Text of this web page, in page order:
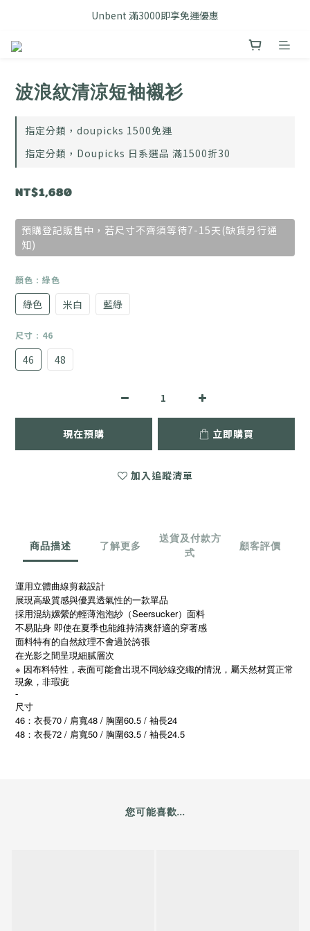
FB搜尋優惠社群 🔎 DOUSHOP 選貨
Unbent 滿3000即享免運優惠
波浪紋清涼短袖襯衫
指定分類，doupicks 1500免運
指定分類，Doupicks 日系選品 滿1500折30
NT$1,680
預購登記販售中，若尺寸不齊須等待7-15天(缺貨另行通
知)
顏色 : 綠色
綠色 米白 藍綠
尺寸 : 46
46 48
現在預購 立即購買
加入追蹤清單
商品描述 了解更多
送貨及付款方
式
顧客評價
運用立體曲線剪裁設計
展現高級質感與優異透氣性的一款單品
採用混紡嫘縈的輕薄泡泡紗（Seersucker）面料
不易貼身 即使在夏季也能維持清爽舒適的穿著感
面料特有的自然紋理不會過於誇張
在光影之間呈現細膩層次
※ 因布料特性，表面可能會出現不同紗線交織的情況，屬天然材質正常
現象，非瑕疵
-
尺寸
46：衣長70 / 肩寬48 / 胸圍60.5 / 袖長24
48 ：衣長72 / 肩寬50 / 胸圍63.5 / 袖長24.5
您可能喜歡...